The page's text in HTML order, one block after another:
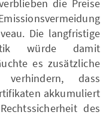
die Preise
Die langfristige
würde damit
es zusätzliche
verhindern, dass
akkumuliert
des